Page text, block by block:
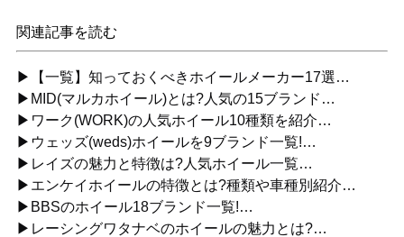
関連記事を読む
▶【一覧】知っておくべきホイールメーカー17選…
▶MID(マルカホイール)とは?人気の15ブランド…
▶ワーク(WORK)の人気ホイール10種類を紹介…
▶ウェッズ(weds)ホイールを9ブランド一覧!…
▶レイズの魅力と特徴は?人気ホイール一覧…
▶エンケイホイールの特徴とは?種類や車種別紹介…
▶BBSのホイール18ブランド一覧!…
▶レーシングワタナベのホイールの魅力とは?…